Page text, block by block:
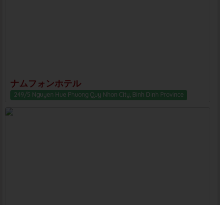
ナムフォンホテル
249/5 Nguyen Hue Phuong Quy Nhon City, Binh Dinh Province